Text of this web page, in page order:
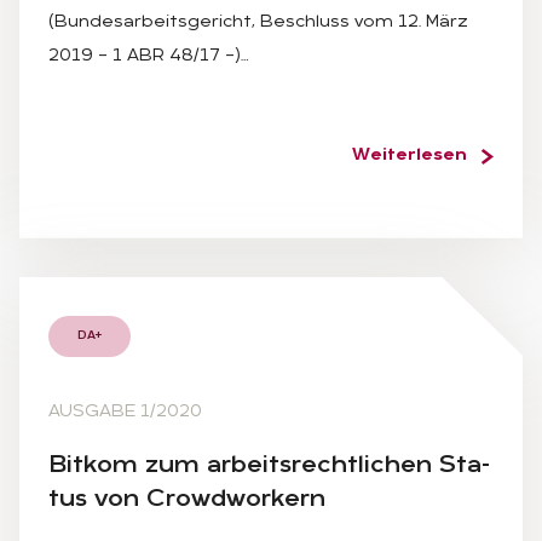
(Bundesarbeitsgericht, Beschluss vom 12. März
2019 – 1 ABR 48/17 –)…
Weiterlesen
DA+
AUSGABE 1/2020
Bit­kom zum ar­beits­recht­li­chen Sta­
tus von Crowd­wor­kern